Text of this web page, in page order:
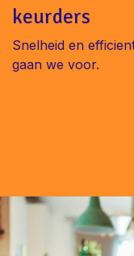
keurders
Snelheid en
gaan we voor.